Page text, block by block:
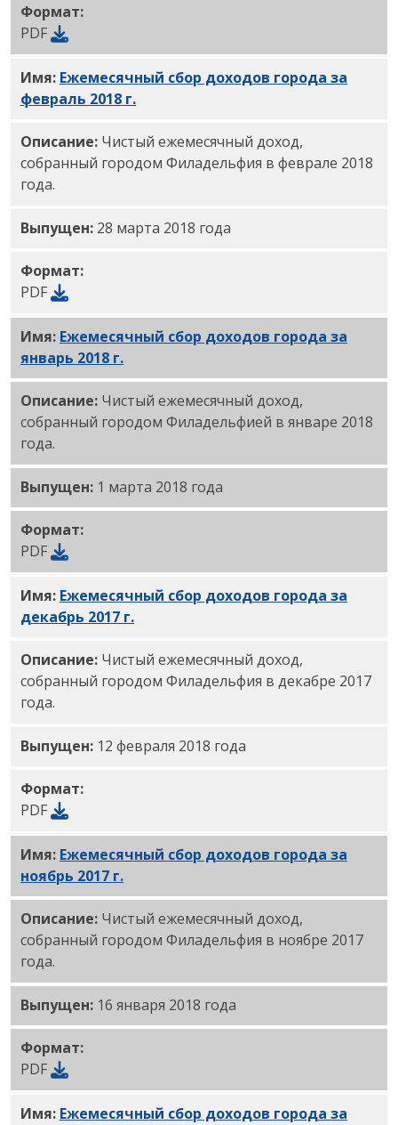
Формат:
PDF
Имя: Ежемесячный сбор доходов города за
февраль 2018 г.PDF
Описание: Чистый ежемесячный доход,
собранный городом Филадельфия в феврале 2018
года.
Выпущен: 28 марта 2018 года
Формат:
PDF
Имя: Ежемесячный сбор доходов города за
январь 2018 г.PDF
Описание: Чистый ежемесячный доход,
собранный городом Филадельфией в январе 2018
года.
Выпущен: 1 марта 2018 года
Формат:
PDF
Имя: Ежемесячный сбор доходов города за
декабрь 2017 г.PDF
Описание: Чистый ежемесячный доход,
собранный городом Филадельфия в декабре 2017
года.
Выпущен: 12 февраля 2018 года
Формат:
PDF
Имя: Ежемесячный сбор доходов города за
ноябрь 2017 г.PDF
Описание: Чистый ежемесячный доход,
собранный городом Филадельфия в ноябре 2017
года.
Выпущен: 16 января 2018 года
Формат:
PDF
Имя: Ежемесячный сбор доходов города за